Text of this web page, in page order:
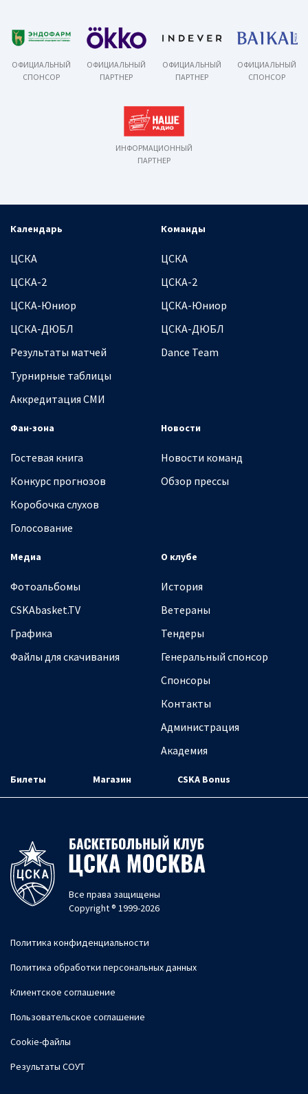
ОФИЦИАЛЬНЫЙ
СПОНСОР
ОФИЦИАЛЬНЫЙ
ПАРТНЕР
ОФИЦИАЛЬНЫЙ
ПАРТНЕР
ОФИЦИАЛЬНЫЙ
СПОНСОР
ИНФОРМАЦИОННЫЙ
ПАРТНЕР
Календарь
ЦСКА
ЦСКА-2
ЦСКА-Юниор
ЦСКА-ДЮБЛ
Результаты матчей
Турнирные таблицы
Аккредитация СМИ
Команды
ЦСКА
ЦСКА-2
ЦСКА-Юниор
ЦСКА-ДЮБЛ
Dance Team
Фан-зона
Гостевая книга
Конкурс прогнозов
Коробочка слухов
Голосование
Новости
Новости команд
Обзор прессы
Медиа
Фотоальбомы
CSKAbasket.TV
Графика
Файлы для скачивания
О клубе
История
Ветераны
Тендеры
Генеральный спонсор
Спонсоры
Контакты
Администрация
Академия
Билеты Магазин CSKA Bonus
Все права защищены
Copyright ® 1999-2026
Политика конфиденциальности
Политика обработки персональных данных
Клиентское соглашение
Пользовательское соглашение
Cookie-файлы
Результаты СОУТ